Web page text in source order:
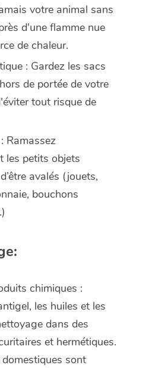
votre animal sans
d'une flamme nue
de chaleur.
: Gardez les sacs
de portée de votre
tout risque de
Ramassez
les petits objets
avalés (jouets,
bouchons
chimiques :
les huiles et les
dans des
et hermétiques.
sont